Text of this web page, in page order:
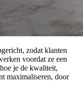
zodat klanten
voordat ze een
je de kwaliteit,
maximaliseren, door